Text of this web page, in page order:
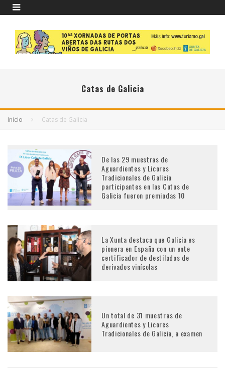
Catas de Galicia
Inicio Catas de Galicia
De las 29 muestras de
Aguardientes y Licores
Tradicionales de Galicia
participantes en las Catas de
Galicia fueron premiadas 10
La Xunta destaca que Galicia es
pionera en España con un ente
certificador de destilados de
derivados vinícolas
Un total de 31 muestras de
Aguardientes y Licores
Tradicionales de Galicia, a examen